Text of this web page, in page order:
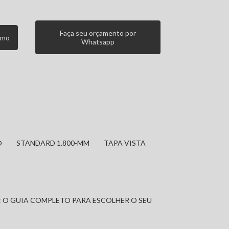
Faça seu orçamento por
Whatsapp
STANDARD 1.800-MM TAPA VISTA
GUIA COMPLETO PARA ESCOLHER O SEU